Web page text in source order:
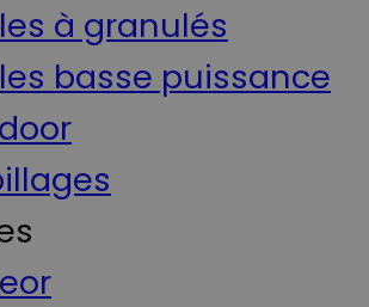
à granulés
basse puissance